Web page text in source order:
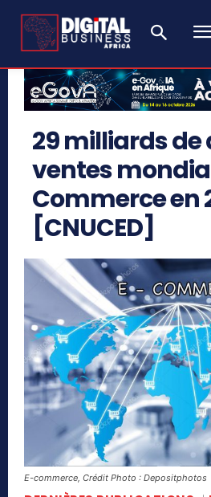
29 milliards de
ventes
Commerce en
[CNUCED]
E-commerce, Crédit Photo : Depositphotos